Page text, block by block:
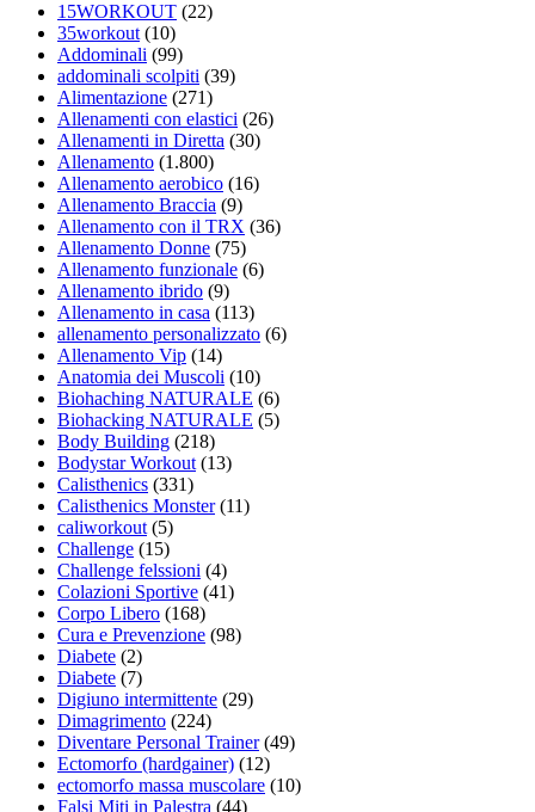
15WORKOUT (22)
35workout (10)
Addominali (99)
addominali scolpiti (39)
Alimentazione (271)
Allenamenti con elastici (26)
Allenamenti in Diretta (30)
Allenamento (1.800)
Allenamento aerobico (16)
Allenamento Braccia (9)
Allenamento con il TRX (36)
Allenamento Donne (75)
Allenamento funzionale (6)
Allenamento ibrido (9)
Allenamento in casa (113)
allenamento personalizzato (6)
Allenamento Vip (14)
Anatomia dei Muscoli (10)
Biohaching NATURALE (6)
Biohacking NATURALE (5)
Body Building (218)
Bodystar Workout (13)
Calisthenics (331)
Calisthenics Monster(11)
caliworkout (5)
Challenge (15)
Challenge felssioni (4)
Colazioni Sportive (41)
Corpo Libero (168)
Cura e Prevenzione (98)
Diabete (2)
Diabete (7)
Digiuno intermittente (29)
Dimagrimento (224)
Diventare Personal Trainer(49)
Ectomorfo (hardgainer) (12)
ectomorfo massa muscolare (10)
Falsi Miti in Palestra (44)